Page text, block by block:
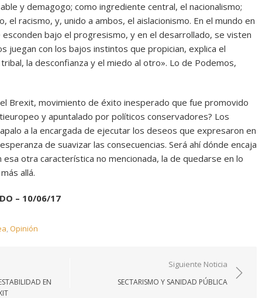
y demagogo; como ingrediente central, el nacionalismo;
el racismo, y, unido a ambos, el aislacionismo. En el mundo en
bajo el progresismo, y en el desarrollado, se visten
juegan con los bajos instintos que propician, explica el
la desconfianza y el miedo al otro». Lo de Podemos,
Brexit, movimiento de éxito inesperado que fue promovido
y apuntalado por políticos conservadores? Los
a la encargada de ejecutar los deseos que expresaron en
de suavizar las consecuencias. Será ahí dónde encaja
otra característica no mencionada, la de quedarse en lo
allá.
– 10/06/17
,Opinión
EN
Siguiente Noticia
SECTARISMO Y SANIDAD PÚBLICA